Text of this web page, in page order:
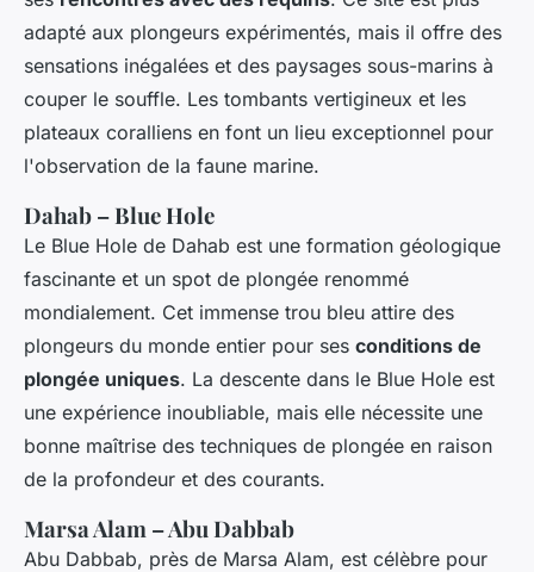
adapté aux plongeurs expérimentés, mais il offre des
sensations inégalées et des paysages sous-marins à
couper le souffle. Les tombants vertigineux et les
plateaux coralliens en font un lieu exceptionnel pour
l'observation de la faune marine.
Dahab – Blue Hole
Le Blue Hole de Dahab est une formation géologique
fascinante et un spot de plongée renommé
mondialement. Cet immense trou bleu attire des
plongeurs du monde entier pour ses conditions de
plongée uniques. La descente dans le Blue Hole est
une expérience inoubliable, mais elle nécessite une
bonne maîtrise des techniques de plongée en raison
de la profondeur et des courants.
Marsa Alam – Abu Dabbab
Abu Dabbab, près de Marsa Alam, est célèbre pour